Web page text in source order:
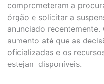
comprometeram a
órgão e solicitar a
anunciado
aumento até que as
oficializadas e os
estejam disponíveis.